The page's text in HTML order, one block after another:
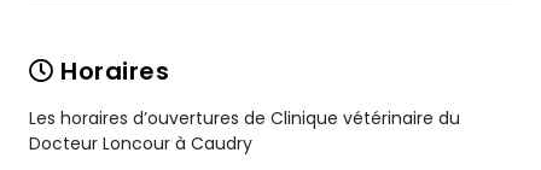
Horaires
Les horaires d’ouvertures de Clinique vétérinaire du
Docteur Loncour à Caudry